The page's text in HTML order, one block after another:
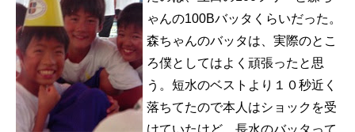
ゃんの100Bバッタくらいだった。
森ちゃんのバッタは、実際のとこ
ろ僕としてはよく頑張ったと思
う。短水のベストより１０秒近く
落ちてたので本人はショックを受
けていたけど、長水のバッタって